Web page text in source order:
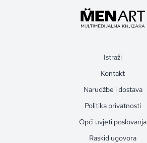
Istraži
Kontakt
Narudžbe i dostava
Politika privatnosti
Opći uvjeti poslovanja
Raskid ugovora